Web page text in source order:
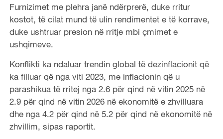
Furnizimet me plehra janë ndërprerë, duke rritur
kostot, të cilat mund të ulin rendimentet e të korrave,
duke ushtruar presion në rritje mbi çmimet e
ushqimeve.
Konflikti ka ndaluar trendin global të dezinflacionit që
ka filluar që nga viti 2023, me inflacionin që u
parashikua të rritej nga 2.6 për qind në vitin 2025 në
2.9 për qind në vitin 2026 në ekonomitë e zhvilluara
dhe nga 4.2 për qind në 5.2 për qind në ekonomitë në
zhvillim, sipas raportit.